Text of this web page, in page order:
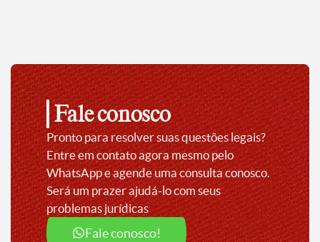
Fale conosco
Pronto para resolver suas questões legais?
Entre em contato agora mesmo pelo
WhatsApp e agende uma consulta conosco.
Será um prazer ajudá-lo com seus
problemas jurídicas
Fale conosco!